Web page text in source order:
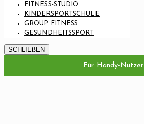
FITNESS-STUDIO
KINDERSPORTSCHULE
GROUP FITNESS
GESUNDHEITSSPORT
SCHLIEßEN
Für Handy-Nutzer